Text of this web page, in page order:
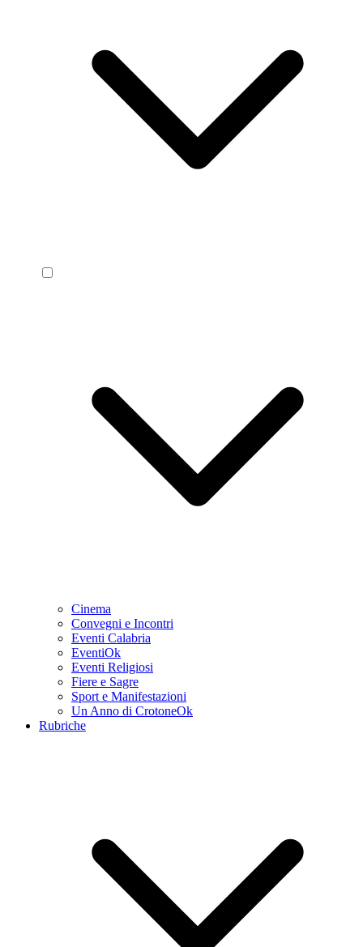
Cinema
Convegni e Incontri
Eventi Calabria
EventiOk
Eventi Religiosi
Fiere e Sagre
Sport e Manifestazioni
Un Anno di CrotoneOk
Rubriche